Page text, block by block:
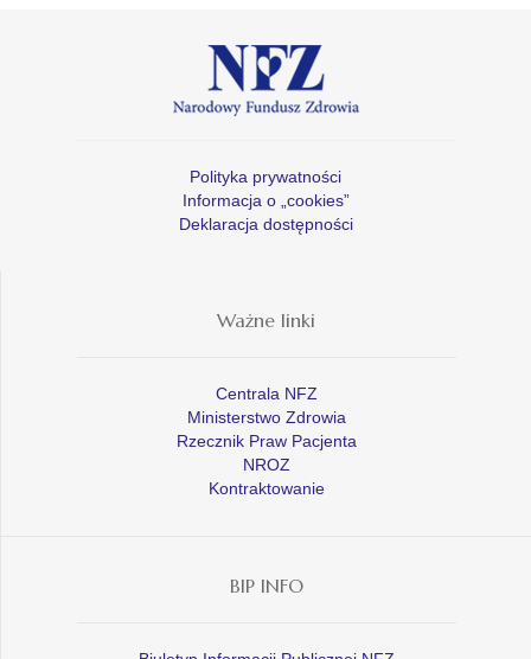
Polityka prywatności
Informacja o „cookies”
Deklaracja dostępności
Ważne linki
Centrala NFZ
Ministerstwo Zdrowia
Rzecznik Praw Pacjenta
NROZ
Kontraktowanie
BIP INFO